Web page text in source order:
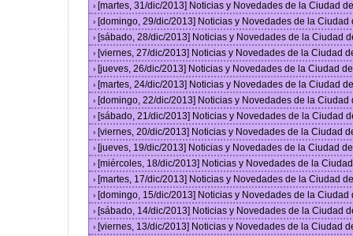
› [martes, 31/dic/2013] Noticias y Novedades de la Ciudad
› [domingo, 29/dic/2013] Noticias y Novedades de la
› [sábado, 28/dic/2013] Noticias y Novedades de la Ciudad
› [viernes, 27/dic/2013] Noticias y Novedades de la Ciudad
› [jueves, 26/dic/2013] Noticias y Novedades de la Ciudad
› [martes, 24/dic/2013] Noticias y Novedades de la Ciudad
› [domingo, 22/dic/2013] Noticias y Novedades de la
› [sábado, 21/dic/2013] Noticias y Novedades de la Ciudad
› [viernes, 20/dic/2013] Noticias y Novedades de la Ciudad
› [jueves, 19/dic/2013] Noticias y Novedades de la Ciudad
› [miércoles, 18/dic/2013] Noticias y Novedades de la
› [martes, 17/dic/2013] Noticias y Novedades de la Ciudad
› [domingo, 15/dic/2013] Noticias y Novedades de la
› [sábado, 14/dic/2013] Noticias y Novedades de la Ciudad
› [viernes, 13/dic/2013] Noticias y Novedades de la Ciudad